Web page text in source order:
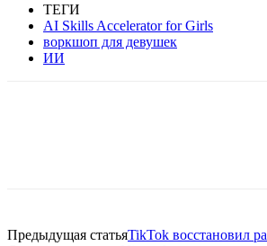
ТЕГИ
AI Skills Accelerator for Girls
воркшоп для девушек
ИИ
Предыдущая статьяTikTok восстановил